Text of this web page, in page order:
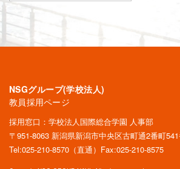
NSGグループ(学校法人)
教員採用ページ
採用窓口：学校法人国際総合学園 人事部
〒951-8063 新潟県新潟市中央区古町通2番町
Tel:025-210-8570 （直通）Fax:025-210-8575